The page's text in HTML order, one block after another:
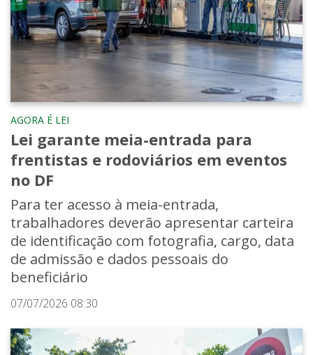
AGORA É LEI
Lei garante meia-entrada para
frentistas e rodoviários em eventos
no DF
Para ter acesso à meia-entrada,
trabalhadores deverão apresentar carteira
de identificação com fotografia, cargo, data
de admissão e dados pessoais do
beneficiário
07/07/2026 08:30